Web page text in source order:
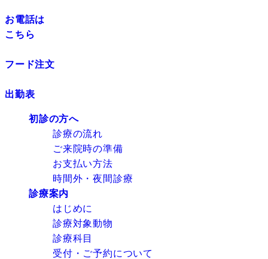
お電話は
こちら
フード注文
出勤表
初診の方へ
診療の流れ
ご来院時の準備
お支払い方法
時間外・夜間診療
診療案内
はじめに
診療対象動物
診療科目
受付・ご予約について